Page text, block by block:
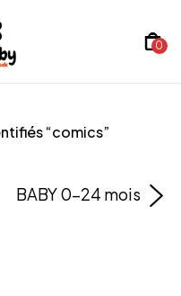
0
“comics”
BABY 0-24 mois